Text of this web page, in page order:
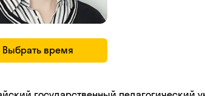
Выбрать время